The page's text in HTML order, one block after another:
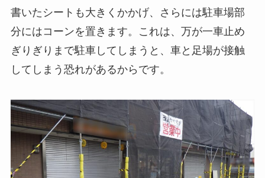
書いたシートも大きくかかげ、さらには駐車場部
分にはコーンを置きます。これは、万が一車止め
ぎりぎりまで駐車してしまうと、車と足場が接触
してしまう恐れがあるからです。